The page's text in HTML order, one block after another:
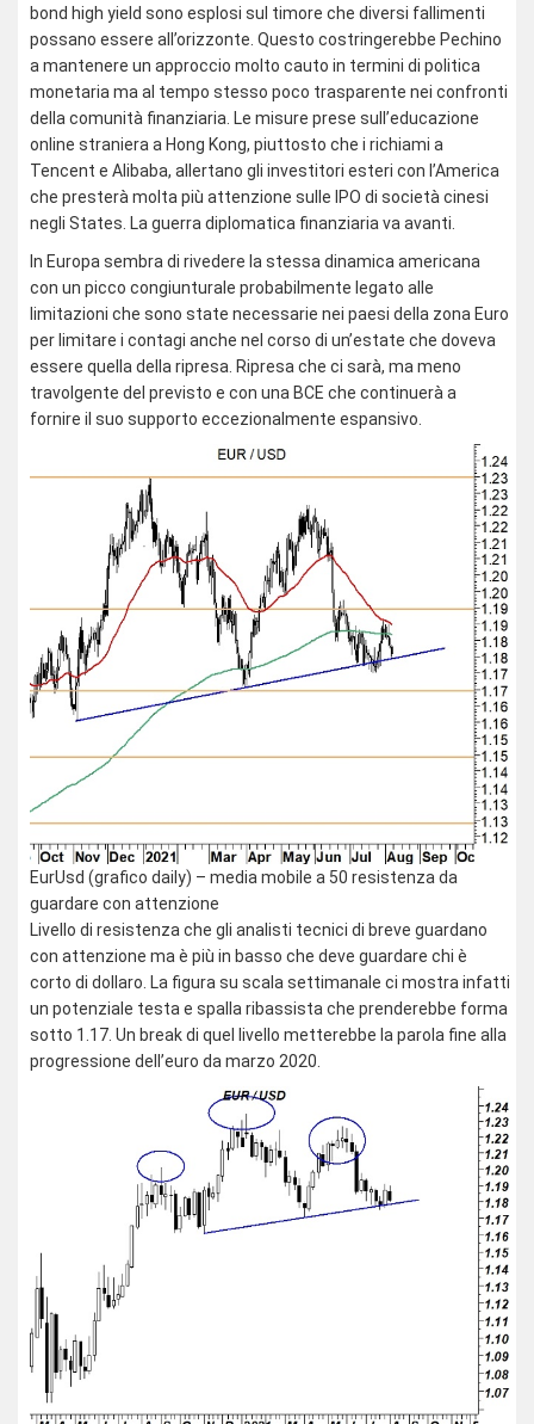
bond high yield sono esplosi sul timore che diversi fallimenti
possano essere all’orizzonte. Questo costringerebbe Pechino
a mantenere un approccio molto cauto in termini di politica
monetaria ma al tempo stesso poco trasparente nei confronti
della comunità finanziaria. Le misure prese sull’educazione
online straniera a Hong Kong, piuttosto che i richiami a
Tencent e Alibaba, allertano gli investitori esteri con l’America
che presterà molta più attenzione sulle IPO di società cinesi
negli States. La guerra diplomatica finanziaria va avanti.
In Europa sembra di rivedere la stessa dinamica americana
con un picco congiunturale probabilmente legato alle
limitazioni che sono state necessarie nei paesi della zona Euro
per limitare i contagi anche nel corso di un’estate che doveva
essere quella della ripresa. Ripresa che ci sarà, ma meno
travolgente del previsto e con una BCE che continuerà a
fornire il suo supporto eccezionalmente espansivo.
EurUsd (grafico daily) – media mobile a 50 resistenza da
guardare con attenzione
Livello di resistenza che gli analisti tecnici di breve guardano
con attenzione ma è più in basso che deve guardare chi è
corto di dollaro. La figura su scala settimanale ci mostra infatti
un potenziale testa e spalla ribassista che prenderebbe forma
sotto 1.17. Un break di quel livello metterebbe la parola fine alla
progressione dell’euro da marzo 2020.